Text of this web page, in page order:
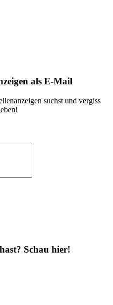
als E-Mail
suchst und vergiss
Schau hier!